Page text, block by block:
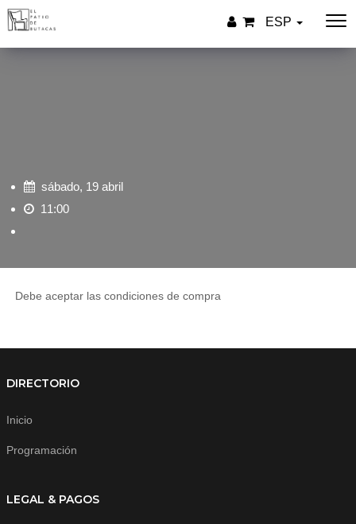
ESP
sábado, 19 abril
11:00
Debe aceptar las condiciones de compra
DIRECTORIO
Inicio
Programación
LEGAL & PAGOS